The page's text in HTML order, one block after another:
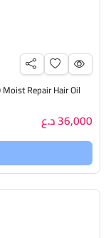
36,000 د.ع